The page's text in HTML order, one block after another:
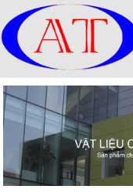
Trang chủ
Giới thiệu
Sản phẩm
Tôn Cách Nhiệt,
Panel Cách Nhiệt lợp
Công trình
Thi công